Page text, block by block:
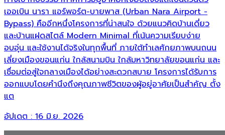
เออเบิน นารา แอร์พอร์ต-บายพาส (Urban Nara Airport -
Bypass) คืออีกหนึ่งโครงการที่น่าสนใจ ด้วยแนวคิดบ้านเดี่ยว
และบ้านแฝดสไตล์ Modern Minimal ที่เน้นความเรียบง่าย
อบอุ่น และใช้งานได้จริงในทุกพื้นที่ ภายใต้ทำเลศักยภาพบนถนน
เลี่ยงเมืองขอนแก่น ใกล้สนามบิน ใกล้มหาวิทยาลัยขอนแก่น และ
เชื่อมต่อสู่ใจกลางเมืองได้อย่างสะดวกสบาย โครงการได้รับการ
ออกแบบโดยคำนึงถึงคุณภาพชีวิตของผู้อยู่อาศัยเป็นสำคัญ ตั้ง
แต
อัปเดต :16 มิ.ย. 2026